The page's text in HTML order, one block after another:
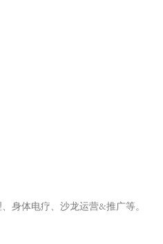
身体电疗、沙龙运营&推广等。